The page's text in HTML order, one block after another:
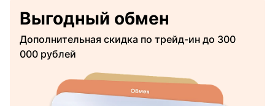
Выгодный обмен
Дополнительная скидка по трейд-ин до 300
000 рублей